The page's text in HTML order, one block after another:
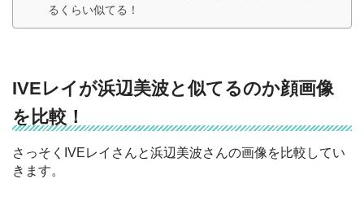
るくらい似てる！
IVEレイが浜辺美波と似てるのか顔画像
を比較！
さっそくIVEレイさんと浜辺美波さんの画像を比較してい
きます。